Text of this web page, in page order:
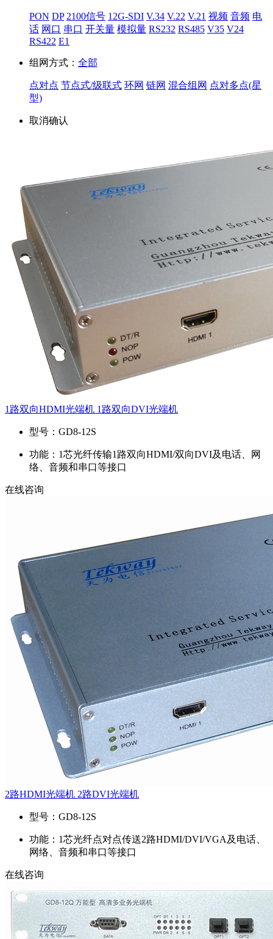
PON DP 2100信号 12G-SDI V.34 V.22 V.21 视频 音频 电
话 网口 串口 开关量 模拟量 RS232 RS485 V35 V24
RS422 E1
组网方式： 全部
点对点 节点式/级联式 环网 链网 混合组网 点对多点(星
型)
取消确认
1路双向HDMI光端机 1路双向DVI光端机
型号： GD8-12S
功能： 1芯光纤传输1路双向HDMI/双向DVI及电话、网
络、音频和串口等接口
在线咨询
2路HDMI光端机 2路DVI光端机
型号： GD8-12S
功能： 1芯光纤点对点传送2路HDMI/DVI/VGA及电话、
网络、音频和串口等接口
在线咨询